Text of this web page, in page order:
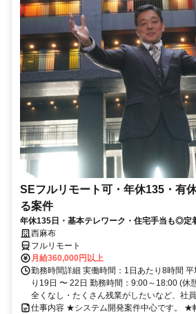
SEフルリモート可・年休135・有
る案件
年休135日・基本テレワーク・住宅手当も◎
西麻布
フルリモート
月給360,000円以上
勤務時間詳細 実働時間：1日あたり8時間
り19日 〜 22日 勤務時間：9:00～18:00 (
全くなし・たくさん残業がしたいなど、社員
仕事内容 ★システム開発案件中心です。 ★